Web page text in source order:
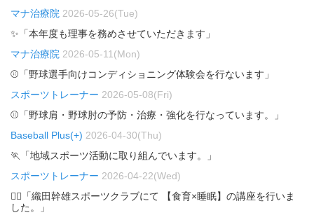
マナ治療院 2026-05-26(Tue)
✨「本年度も理事を務めさせていただきます」
マナ治療院 2026-05-11(Mon)
⚾「野球選手向けコンディショニング体験会を行ないます」
スポーツトレーナー 2026-05-08(Fri)
⚾「野球肩・野球肘の予防・治療・強化を行なっています。」
Baseball Plus(+) 2026-04-30(Thu)
🏃「地域スポーツ活動に取り組んでいます。」
スポーツトレーナー 2026-04-22(Wed)
🏃‍♂️「織田幹雄スポーツクラブにて 【食育×睡眠】の講座を行いま
した。」